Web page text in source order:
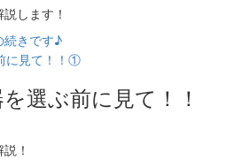
します！
続きです♪
選ぶ前に見て！！
！